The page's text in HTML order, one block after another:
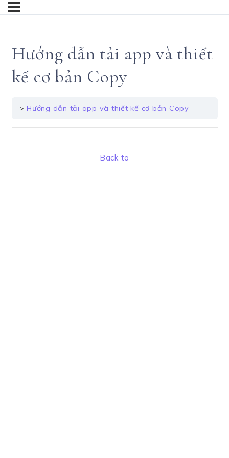
Hướng dẫn tải app và thiết
kế cơ bản Copy
Hướng dẫn tải app và thiết kế cơ bản Copy
Back to